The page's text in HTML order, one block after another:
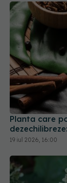
Planta care
19 iul 2026, 16:00